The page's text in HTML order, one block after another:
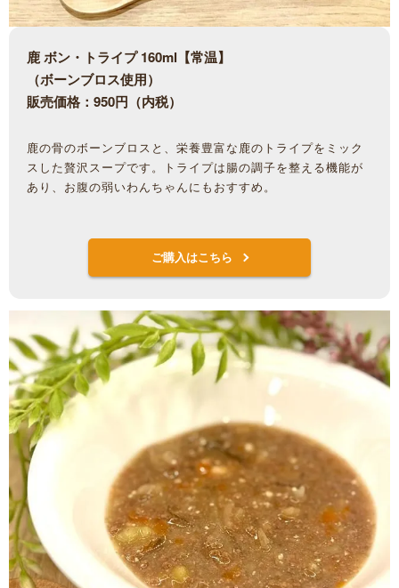
鹿 ボン・トライプ 160ml【常温】
（ボーンブロス使用）
販売価格：950円（内税）
鹿の骨のボーンブロスと、栄養豊富な鹿のトライプをミック
スした贅沢スープです。トライプは腸の調子を整える機能が
あり、お腹の弱いわんちゃんにもおすすめ。
ご購入はこちら